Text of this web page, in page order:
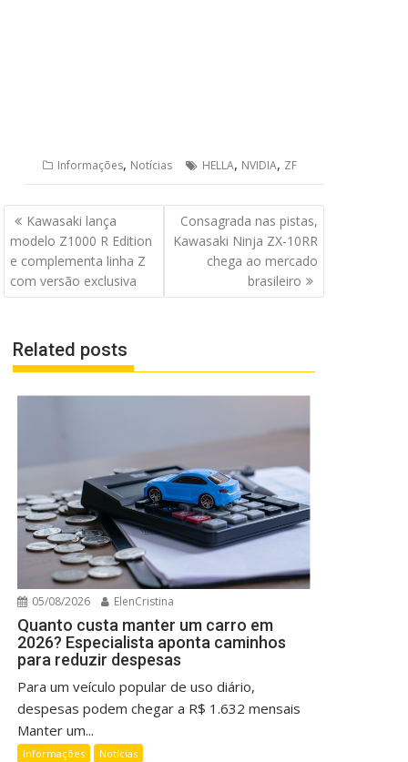
Informações, Notícias HELLA, NVIDIA, ZF
Navegação
de
Post
Kawasaki lança
modelo Z1000 R Edition
e complementa linha Z
com versão exclusiva
Consagrada nas pistas,
Kawasaki Ninja ZX-10RR
chega ao mercado
brasileiro
Related posts
05/08/2026 ElenCristina
Quanto custa manter um carro em
2026? Especialista aponta caminhos
para reduzir despesas
Para um veículo popular de uso diário,
despesas podem chegar a R$ 1.632 mensais
Manter um...
Informações Notícias